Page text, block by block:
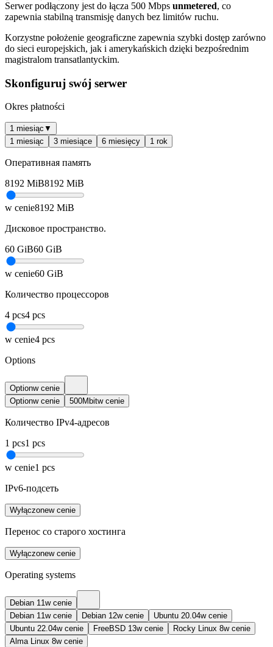
Serwer podłączony jest do łącza 500 Mbps unmetered, co
zapewnia stabilną transmisję danych bez limitów ruchu.
Korzystne położenie geograficzne zapewnia szybki dostęp zarówno
do sieci europejskich, jak i amerykańskich dzięki bezpośrednim
magistralom transatlantyckim.
Skonfiguruj swój serwer
Okres płatności
1 miesiąc ▼
1 miesiąc
3 miesiące 6 miesięcy 1 rok
Оперативная память
8192 MiB8192 MiB
w cenie8192 MiB
Дисковое пространство.
60 GiB60 GiB
w cenie60 GiB
Количество процессоров
4 pcs4 pcs
w cenie4 pcs
Options
Optionw cenie
Optionw cenie 500Mbitw cenie
Количество IPv4-адресов
1 pcs1 pcs
w cenie1 pcs
IPv6-подсеть
Wyłączonew cenie
Перенос со старого хостинга
Wyłączonew cenie
Operating systems
Debian 11w cenie
Debian 11w cenie Debian 12w cenie Ubuntu 20.04w cenie
Ubuntu 22.04w cenie FreeBSD 13w cenie Rocky Linux 8w cenie
Alma Linux 8w cenie